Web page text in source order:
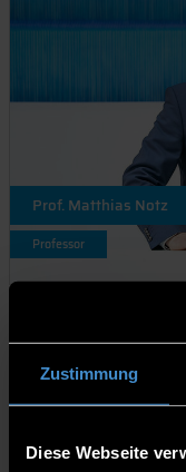
Zustimmung
Diese Webseite
Prof. Matthias Notz
Professor